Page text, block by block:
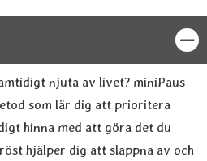
njuta av livet? miniPaus
som lär dig att prioritera
hinna med att göra det du
hjälper dig att slappna av och